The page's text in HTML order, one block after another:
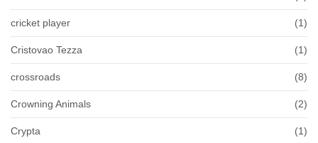
cricket player (1)
Cristovao Tezza (1)
crossroads (8)
Crowning Animals (2)
Crypta (1)